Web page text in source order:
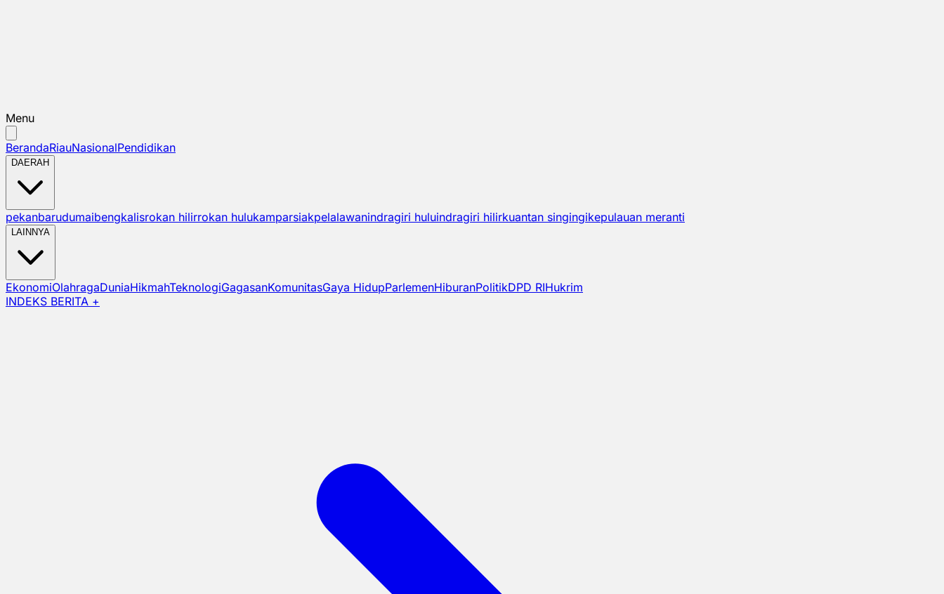
Menu
BerandaRiauNasionalPendidikan
DAERAH
pekanbarudumaibengkalisrokan hilirrokan hulukamparsiakpelalawanindragiri huluindragiri hilirkuantan singingikepulauan meranti
LAINNYA
EkonomiOlahragaDuniaHikmahTeknologiGagasanKomunitasGaya HidupParlemenHiburanPolitikDPD RIHukrim
INDEKS BERITA +